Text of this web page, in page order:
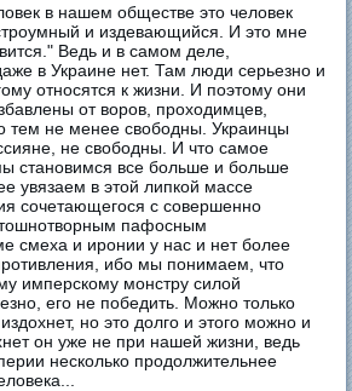
в нашем обществе это человек
и издевающийся. И это мне
Ведь и в самом деле,
в Украине нет. Там люди серьезно и
относятся к жизни. И поэтому они
от воров, проходимцев,
тем не менее свободны. Украинцы
не свободны. И что самое
становимся все больше и больше
увязаем в этой липкой массе
сочетающегося с совершенно
пафосным
смеха и иронии у нас и нет более
ибо мы понимаем, что
имперскому монстру силой
его не победить. Можно только
но это долго и этого можно и
он уже не при нашей жизни, ведь
несколько продолжительнее